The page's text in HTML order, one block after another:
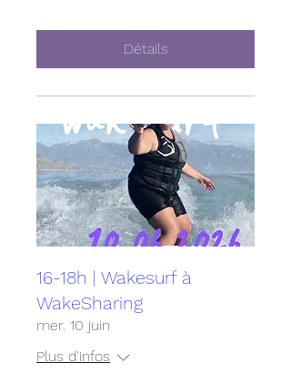
Détails
16-18h | Wakesurf à
WakeSharing
mer. 10 juin
Plus d'infos